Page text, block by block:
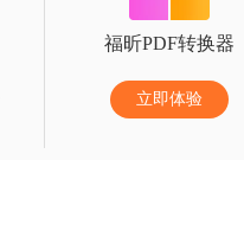
福昕PDF转换器
立即体验